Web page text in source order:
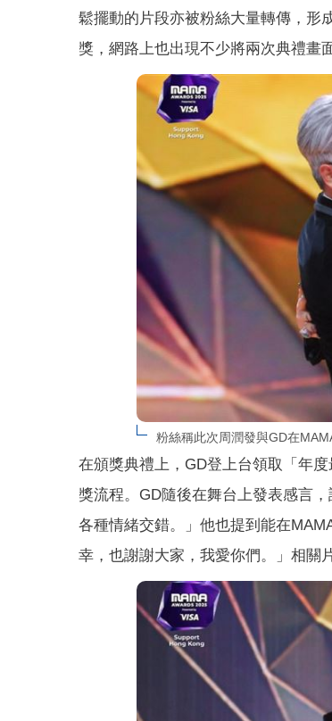
鬆擺動的片段亦被粉絲大量轉傳，形
獎，網路上也出現不少將兩次典禮畫
粉絲稱此次周潤發與GD在
在頒獎典禮上，GD登上台領取「年
獎流程。GD隨後在舞台上發表感言
各種情緒交錯。」他也提到能在
幸，也謝謝大家，我愛你們。」相關